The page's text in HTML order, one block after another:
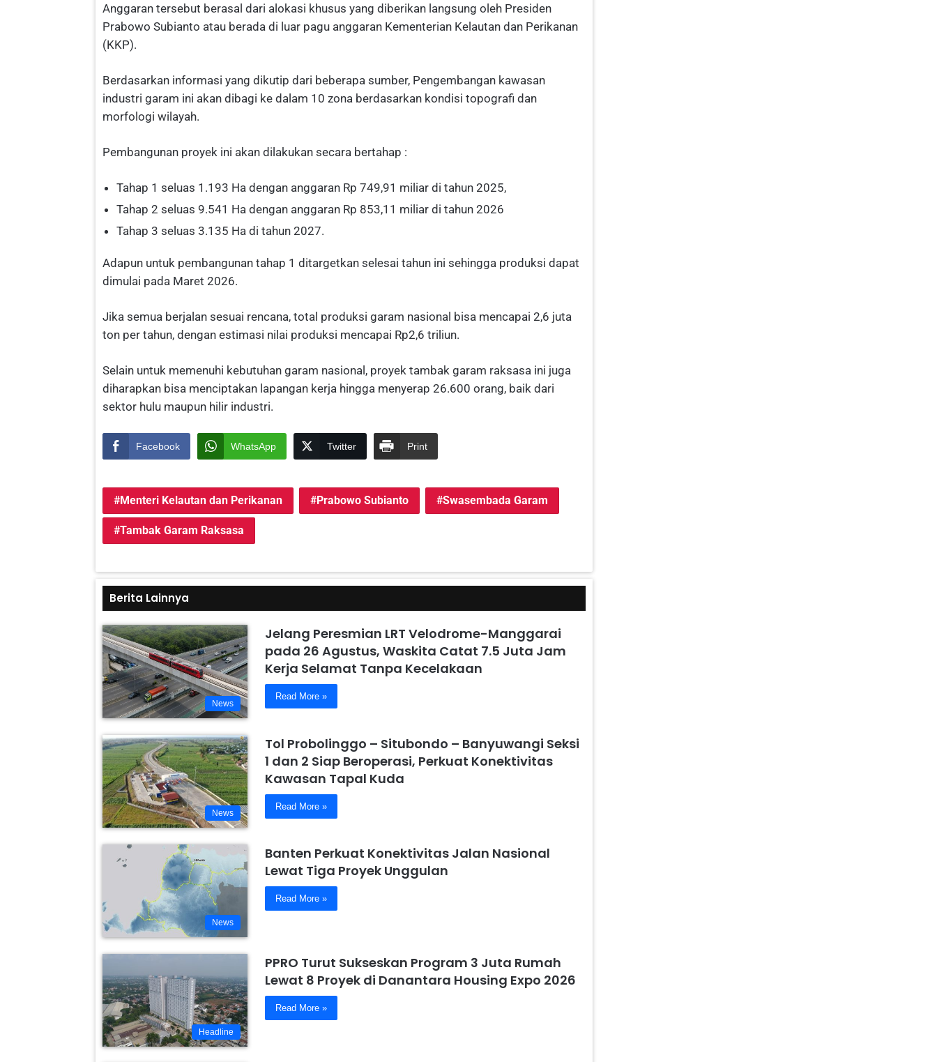
Anggaran tersebut berasal dari alokasi khusus yang diberikan langsung oleh Presiden
Prabowo Subianto atau berada di luar pagu anggaran Kementerian Kelautan dan Perikanan
(KKP).
Berdasarkan informasi yang dikutip dari beberapa sumber, Pengembangan kawasan
industri garam ini akan dibagi ke dalam 10 zona berdasarkan kondisi topografi dan
morfologi wilayah.
Pembangunan proyek ini akan dilakukan secara bertahap :
Tahap 1 seluas 1.193 Ha dengan anggaran Rp 749,91 miliar di tahun 2025,
Tahap 2 seluas 9.541 Ha dengan anggaran Rp 853,11 miliar di tahun 2026
Tahap 3 seluas 3.135 Ha di tahun 2027.
Adapun untuk pembangunan tahap 1 ditargetkan selesai tahun ini sehingga produksi dapat
dimulai pada Maret 2026.
Jika semua berjalan sesuai rencana, total produksi garam nasional bisa mencapai 2,6 juta
ton per tahun, dengan estimasi nilai produksi mencapai Rp2,6 triliun.
Selain untuk memenuhi kebutuhan garam nasional, proyek tambak garam raksasa ini juga
diharapkan bisa menciptakan lapangan kerja hingga menyerap 26.600 orang, baik dari
sektor hulu maupun hilir industri.
Facebook WhatsApp Twitter Print
Menteri Kelautan dan Perikanan Prabowo Subianto Swasembada Garam
Tambak Garam Raksasa
Berita Lainnya
News
Jelang Peresmian LRT Velodrome-Manggarai
pada 26 Agustus, Waskita Catat 7.5 Juta Jam
Kerja Selamat Tanpa Kecelakaan
Read More »
News
Tol Probolinggo – Situbondo – Banyuwangi Seksi
1 dan 2 Siap Beroperasi, Perkuat Konektivitas
Kawasan Tapal Kuda
Read More »
News
Banten Perkuat Konektivitas Jalan Nasional
Lewat Tiga Proyek Unggulan
Read More »
Headline
PPRO Turut Sukseskan Program 3 Juta Rumah
Lewat 8 Proyek di Danantara Housing Expo 2026
Read More »